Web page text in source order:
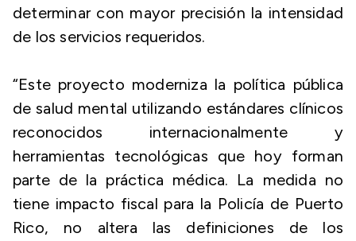
determinar con mayor precisión la intensidad
de los servicios requeridos.
“Este proyecto moderniza la política pública
de salud mental utilizando estándares clínicos
reconocidos internacionalmente y
herramientas tecnológicas que hoy forman
parte de la práctica médica. La medida no
tiene impacto fiscal para la Policía de Puerto
Rico, no altera las definiciones de los